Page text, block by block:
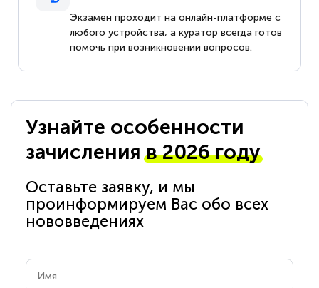
Экзамен проходит на онлайн-платформе с
любого устройства, а куратор всегда готов
помочь при возникновении вопросов.
Узнайте особенности
зачисленияв 2026 году
Оставьте заявку, и мы
проинформируем Вас обо всех
нововведениях